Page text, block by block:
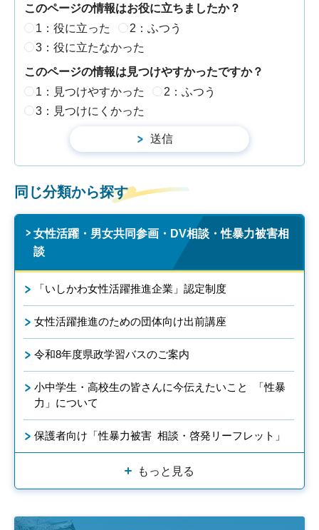
このページの情報はお役に立ちましたか？
1：役に立った
2：ふつう
3：役に立たなかった
このページの情報は見つけやすかったですか？
1：見つけやすかった
2：ふつう
3：見つけにくかった
同じ分類から探す
女性活躍・男女共同参画・DV相談・性暴力被害相
談
「いしかわ女性活躍推進企業」認定制度
女性活躍推進のための団体向け出前講座
令和8年度県政学習バスのご案内
小中学生・高校生の皆さんに今伝えたいこと 「性暴
力」について
保護者向け「性暴力被害 相談・啓発リーフレット」
もっと見る